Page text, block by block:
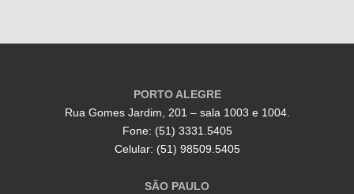
PORTO ALEGRE
Rua Gomes Jardim, 201 – sala 1003 e 1004.
Fone: (51) 3331.5405
Celular: (51) 98509.5405
SÃO PAULO